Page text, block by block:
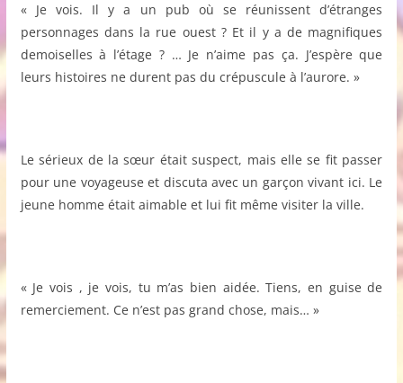
« Je vois. Il y a un pub où se réunissent d’étranges
personnages dans la rue ouest ? Et il y a de magnifiques
demoiselles à l’étage ? … Je n’aime pas ça. J’espère que
leurs histoires ne durent pas du crépuscule à l’aurore. »
Le sérieux de la sœur était suspect, mais elle se fit passer
pour une voyageuse et discuta avec un garçon vivant ici. Le
jeune homme était aimable et lui fit même visiter la ville.
« Je vois , je vois, tu m’as bien aidée. Tiens, en guise de
remerciement. Ce n’est pas grand chose, mais… »